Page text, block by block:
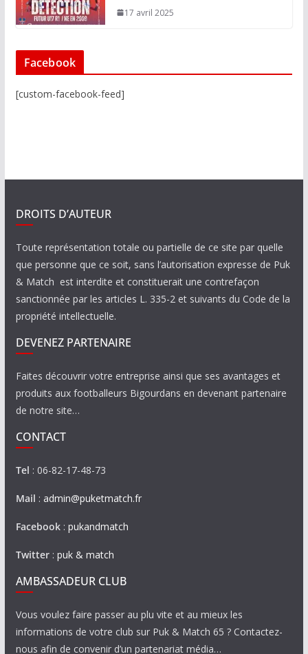
17 avril 2025
Facebook
[custom-facebook-feed]
DROITS D’AUTEUR
Toute représentation totale ou partielle de ce site par quelle
que personne que ce soit, sans l’autorisation expresse de Puk
& Match est interdite et constituerait une contrefaçon
sanctionnée par les articles L. 335-2 et suivants du Code de la
propriété intellectuelle.
DEVENEZ PARTENAIRE
Faites découvrir votre entreprise ainsi que ses avantages et
produits aux footballeurs Bigourdans en devenant partenaire
de notre site…
CONTACT
Tel : 06-82-17-48-73
Mail : admin@puketmatch.fr
Facebook: pukandmatch
Twitter: puk & match
AMBASSADEUR CLUB
Vous voulez faire passer au plu vite et au mieux les
informations de votre club sur Puk & Match 65 ? Contactez-
nous afin de convenir d’un partenariat média…